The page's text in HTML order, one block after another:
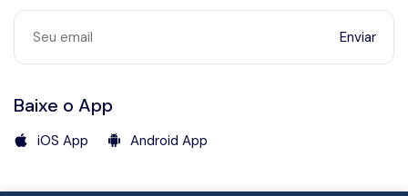
Enviar
Baixe o App
iOS App Android App